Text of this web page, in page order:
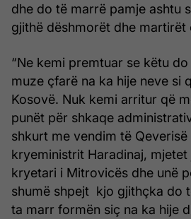
dhe do të marrë pamje ashtu
gjithë dëshmorët dhe martirët
“Ne kemi premtuar se këtu
muze çfarë na ka hije neve si
Kosovë. Nuk kemi arritur që
punët për shkaqe
shkurt me vendim të
kryeministrit Haradinaj, mjetet
kryetari i Mitrovicës dhe unë
shumë shpejt kjo gjithçka do
ta marr formën siç na ka hije